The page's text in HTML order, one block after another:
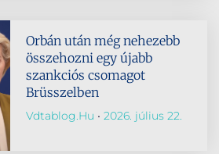
Orbán után még nehezebb
összehozni egy újabb
szankciós csomagot
Brüsszelben
Vdtablog.hu 2026. július 22.